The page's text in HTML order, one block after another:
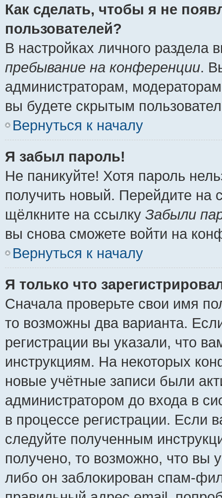
Как сделать, чтобы я не
пользователей?
В настройках личного
пребывание на конференции.
администраторам,
вы будете скрытым
Вернуться к началу
Я забыл пароль!
Не паникуйте! Хотя пароль
получить новый. Перейдите на
щёлкните на ссылку Забыли
вы снова сможете войти на
Вернуться к началу
Я только что
Сначала проверьте свои имя
то возможны два варианта.
регистрации вы указали, что
инструкциям. На некоторых
новые учётные записи были
администратором до входа в
в процессе регистрации.
следуйте полученным
получено, то возможно, что вы
либо он заблокирован спам-